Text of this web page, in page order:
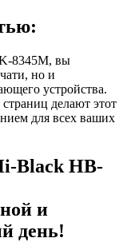
8345M, вы
но и
устройства.
делают этот
для всех ваших
Black HB-
и
день!